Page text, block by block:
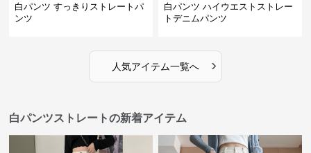
白パンツ すっきりストレートパ
ンツ
白パンツ ハイウエストストレー
トデニムパンツ
人気アイテム一覧へ ›
白パンツストレートの新着アイテム